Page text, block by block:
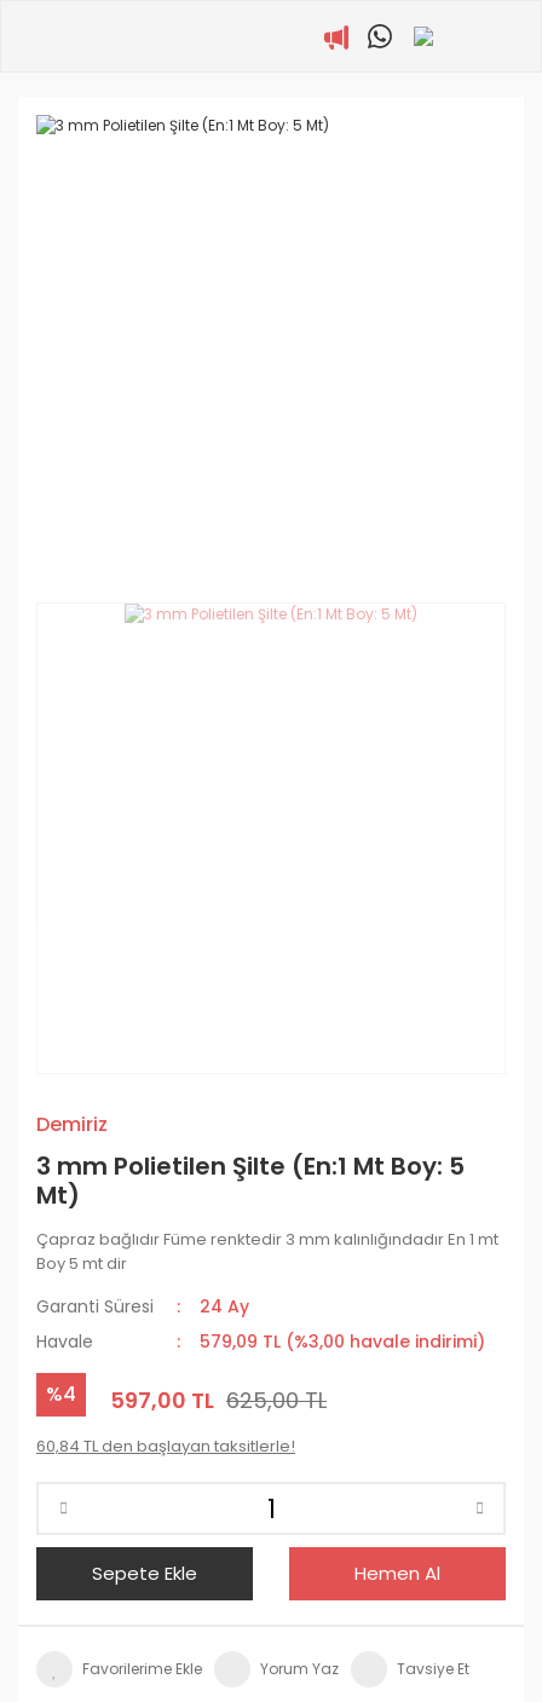
Demiriz
3 mm Polietilen Şilte (En:1 Mt Boy: 5
Mt)
Çapraz bağlıdır Füme renktedir 3 mm kalınlığındadır En 1 mt
Boy 5 mt dir
Garanti Süresi
24 Ay
Havale
579,09 TL (%3,00 havale indirimi)
%4 597,00 TL 625,00 TL
60,84 TL den başlayan taksitlerle!
Sepete Ekle Hemen Al
Yorum Yaz Tavsiye Et